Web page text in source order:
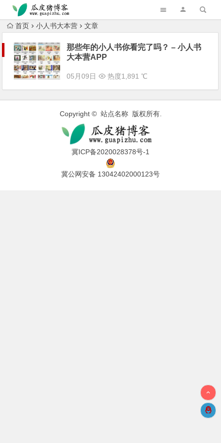
跳转到主内容
首页 小人书大本营 文章
那些年的小人书你看完了吗？ – 小人书
大本营APP
05月09日 热度1,891 ℃
Copyright © 站点名称 版权所有.
冀ICP备2020028378号-1
冀公网安备 13042402000123号